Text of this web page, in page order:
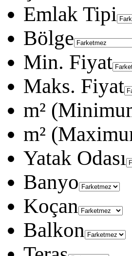
Emlak Tipi
Bölge
Min. Fiyat
Maks. Fiyat
m²
m²
Yatak Odası
Banyo
Koçan
Balkon